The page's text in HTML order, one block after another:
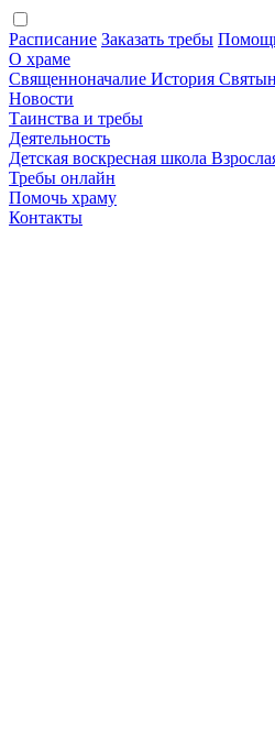
Расписание Заказать требы
О храме
Священноначалие История
Новости
Таинства и требы
Деятельность
Детская воскресная школа
Требы онлайн
Помочь храму
Контакты